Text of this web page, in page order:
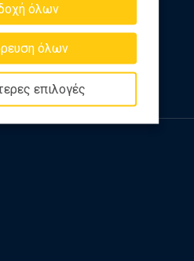
όλων
όλων
επιλογές
Εγγραφή
μας